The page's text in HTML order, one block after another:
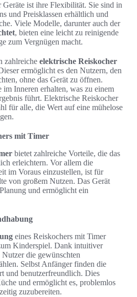
ist ihre Flexibilität. Sie sind in
und Preisklassen erhältlich und
Viele Modelle, darunter auch der
, bieten eine leicht zu reinigende
zum Vergnügen macht.
zahlreiche elektrische Reiskocher
ermöglicht es den Nutzern, den
ohne das Gerät zu öffnen.
Inneren erhalten, was zu einem
führt. Elektrische Reiskocher
für alle, die Wert auf eine mühelose
mit Timer
bietet zahlreiche Vorteile, die das
erleichtern. Vor allem die
im Voraus einzustellen, ist für
von großem Nutzen. Das Gerät
und ermöglicht ein
eines Reiskochers mit Timer
Kinderspiel. Dank intuitiver
die gewünschten
Selbst Anfänger finden die
und benutzerfreundlich. Dies
und ermöglicht es, problemlos
zuzubereiten.